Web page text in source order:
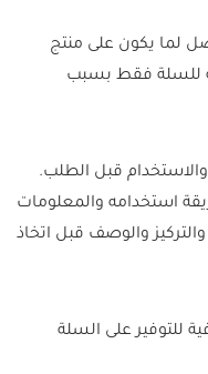
لما يكون على منتج
للسلة فقط بسبب
والاستخدام قبل الطلب.
استخدامه والمعلومات
والوصف قبل اتخاذ
للتوفير على السلة